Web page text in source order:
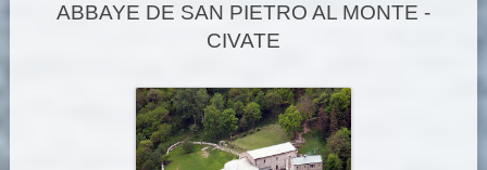
ABBAYE DE SAN PIETRO AL MONTE -
CIVATE